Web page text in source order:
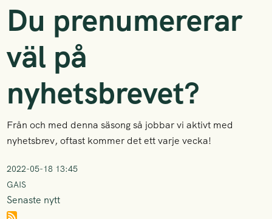
Du prenumererar
väl på
nyhetsbrevet?
Från och med denna säsong så jobbar vi aktivt med
nyhetsbrev, oftast kommer det ett varje vecka!
2022-05-18 13:45
GAIS
Senaste nytt